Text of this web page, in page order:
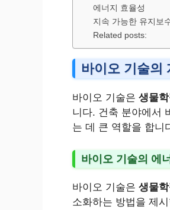
에너지 효율성
지속 가능한 유지보
Related posts:
바이오 기술의
바이오 기술은 생물
니다. 건축 분야에서
는 데 큰 역할을 합니
바이오 기술의 에
바이오 기술은 생물
소화하는 방법을 제